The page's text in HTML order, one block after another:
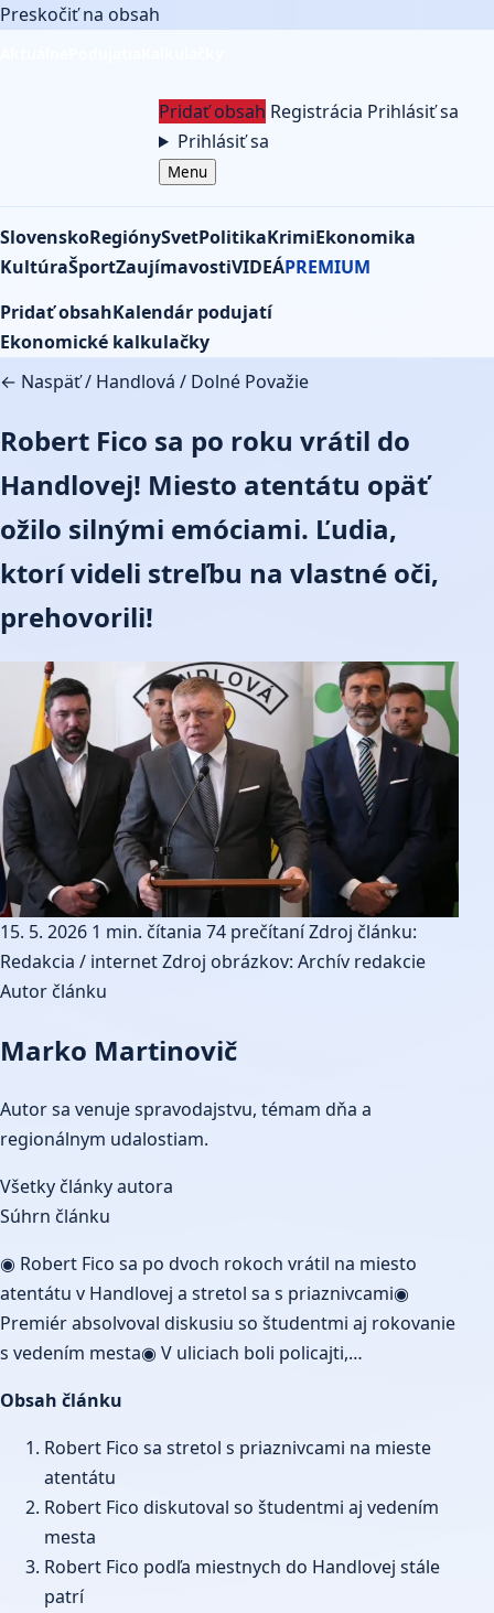
Preskočiť na obsah
Pridať obsah Registrácia Prihlásiť sa
Prihlásiť sa
Menu
SlovenskoRegiónySvetPolitikaKrimiEkonomika
KultúraŠportZaujímavostiVIDEÁPREMIUM
Pridať obsahKalendár podujatí
Ekonomické kalkulačky
← Naspäť/ Handlová / Dolné Považie
Robert Fico sa po roku vrátil do
Handlovej! Miesto atentátu opäť
ožilo silnými emóciami. Ľudia,
ktorí videli streľbu na vlastné oči,
prehovorili!
15. 5. 2026 1 min. čítania 74 prečítaníZdroj článku:
Redakcia / internetZdroj obrázkov: Archív redakcie
Autor článku
Marko Martinovič
Autor sa venuje spravodajstvu, témam dňa a
regionálnym udalostiam.
Všetky články autora
Súhrn článku
◉ Robert Fico sa po dvoch rokoch vrátil na miesto
atentátu v Handlovej a stretol sa s priaznivcami◉
Premiér absolvoval diskusiu so študentmi aj rokovanie
s vedením mesta◉ V uliciach boli policajti,…
Obsah článku
Robert Fico sa stretol s priaznivcami na mieste
atentátu
Robert Fico diskutoval so študentmi aj vedením
mesta
Robert Fico podľa miestnych do Handlovej stále
patrí